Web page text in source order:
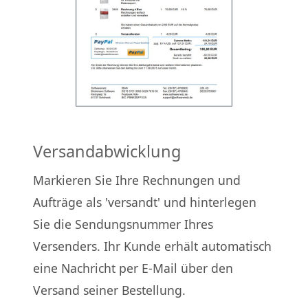
Versandabwicklung
Markieren Sie Ihre Rechnungen und
Aufträge als 'versandt' und hinterlegen
Sie die Sendungsnummer Ihres
Versenders. Ihr Kunde erhält automatisch
eine Nachricht per E-Mail über den
Versand seiner Bestellung.